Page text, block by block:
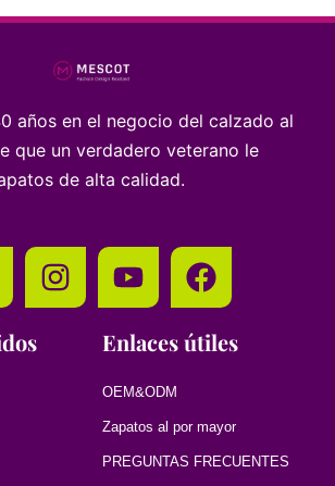
años en el negocio del calzado al
que un verdadero veterano le
de alta calidad.
Enlaces útiles
OEM&ODM
Zapatos al por mayor
PREGUNTAS FRECUENTES